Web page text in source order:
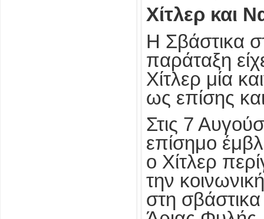
Χίτλερ και
Η Σβάστικα
παράταξη
Χίτλερ μία
ως επίσης
Στις 7
επίσημο
o Χίτλερ
την
στη